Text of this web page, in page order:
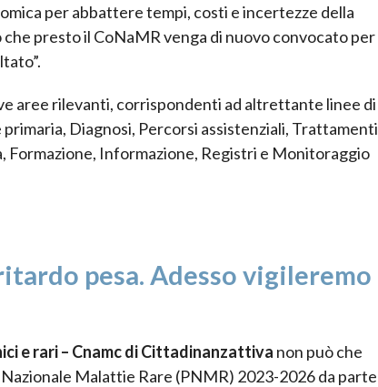
per abbattere tempi, costi e incertezze della
presto il CoNaMR venga di nuovo convocato per
aree rilevanti, corrispondenti ad altrettante linee di
Diagnosi, Percorsi assistenziali, Trattamenti
Informazione, Registri e Monitoraggio
pesa. Adesso vigileremo
e rari – Cnamc di Cittadinanzattiva non può che
Malattie Rare (PNMR) 2023-2026 da parte